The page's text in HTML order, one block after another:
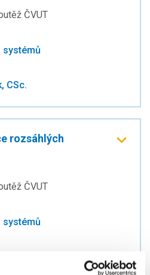
ČVUT
systémů
CSc.
rozsáhlých
ČVUT
systémů